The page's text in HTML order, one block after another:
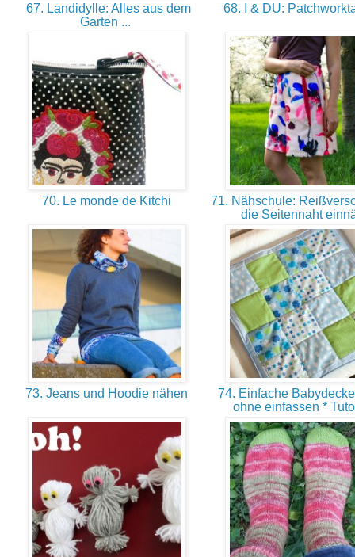
67. Landidylle: Alles aus dem
Garten ...
68. I & DU:
70. Le monde de Kitchi
71. Nähschule:
die Seitennaht
73. Jeans und Hoodie nähen
74. Einfache
ohne einfassen *